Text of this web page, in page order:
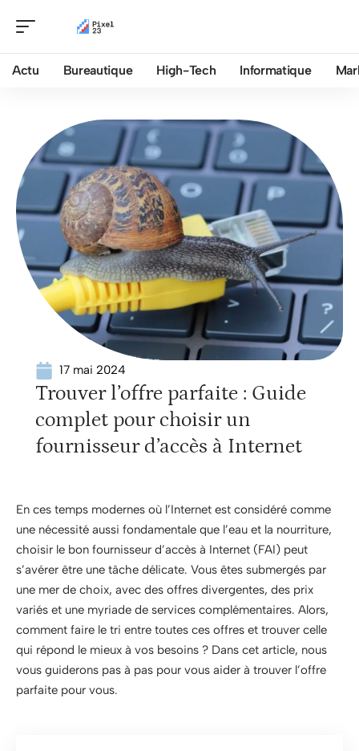
Actu Bureautique High-Tech Informatique
17 mai 2024
Trouver l’offre parfaite : Guide
complet pour choisir un
fournisseur d’accès à Internet
En ces temps modernes où l’Internet est considéré comme
une nécessité aussi fondamentale que l’eau et la nourriture,
choisir le bon fournisseur d’accès à Internet (FAI) peut
s’avérer être une tâche délicate. Vous êtes submergés par
une mer de choix, avec des offres divergentes, des prix
variés et une myriade de services complémentaires. Alors,
comment faire le tri entre toutes ces offres et trouver celle
qui répond le mieux à vos besoins ? Dans cet article, nous
vous guiderons pas à pas pour vous aider à trouver l’offre
parfaite pour vous.